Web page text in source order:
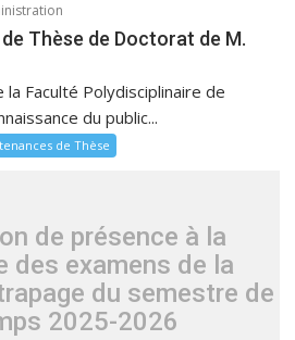
Thèse de Doctorat de M.
Faculté Polydisciplinaire de
du public...
de Thèse
de présence à la
des examens de la
du semestre de
2025-2026